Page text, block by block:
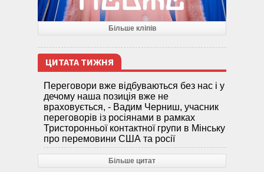
Більше кліпів
ЦИТАТА ТИЖНЯ
Переговори вже відбуваються без нас і у
дечому наша позиція вже не
враховується, - Вадим Черниш, учасник
переговорів із росіянами в рамках
Тристоронньої контактної групи в Мінську
про перемовини США та росії
Більше цитат